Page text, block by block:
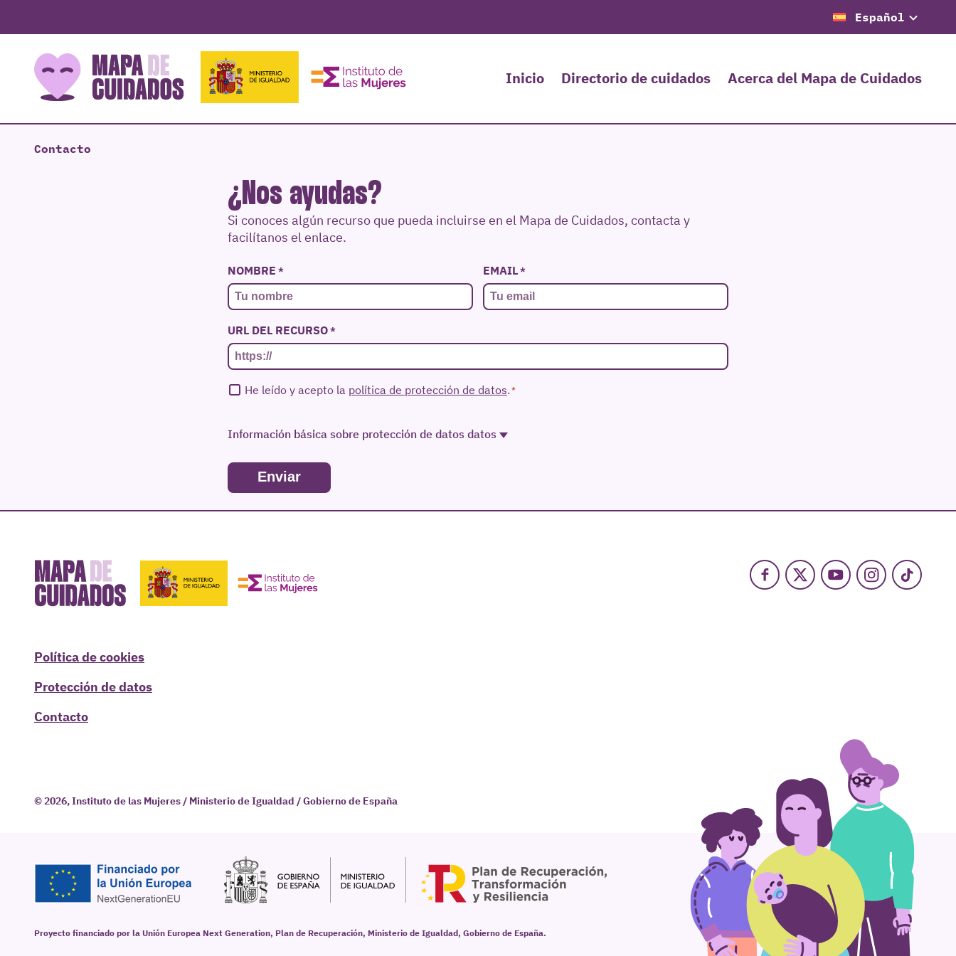
Español
Inicio Directorio de cuidados Acerca del Mapa de Cuidados
Contacto
¿Nos ayudas?
Si conoces algún recurso que pueda incluirse en el Mapa de Cuidados, contacta y
facilítanos el enlace.
NOMBRE * EMAIL*
URL DEL RECURSO*
CONSENTIMIENTO
He leído y acepto la política de protección de datos.*
Información básica sobre protección de datos datos
Lapersona responsable
finalidadde responder al formulario de contacto y/o prestar los servicios solicitados. La
legitimaciónes por consentimiento del interesado sin existir
cederán datos a terceros salvo obligación legal. La persona usuaria tienederechoa
Facebook
X YoutubeInstagram
TikTok
Política de cookies
Protección de datos
Contacto
© 2026, Instituto de las Mujeres / Ministerio de Igualdad / Gobierno de España
Proyecto financiado por la Unión Europea Next Generation, Plan de Recuperación, Ministerio de Igualdad, Gobierno de España.